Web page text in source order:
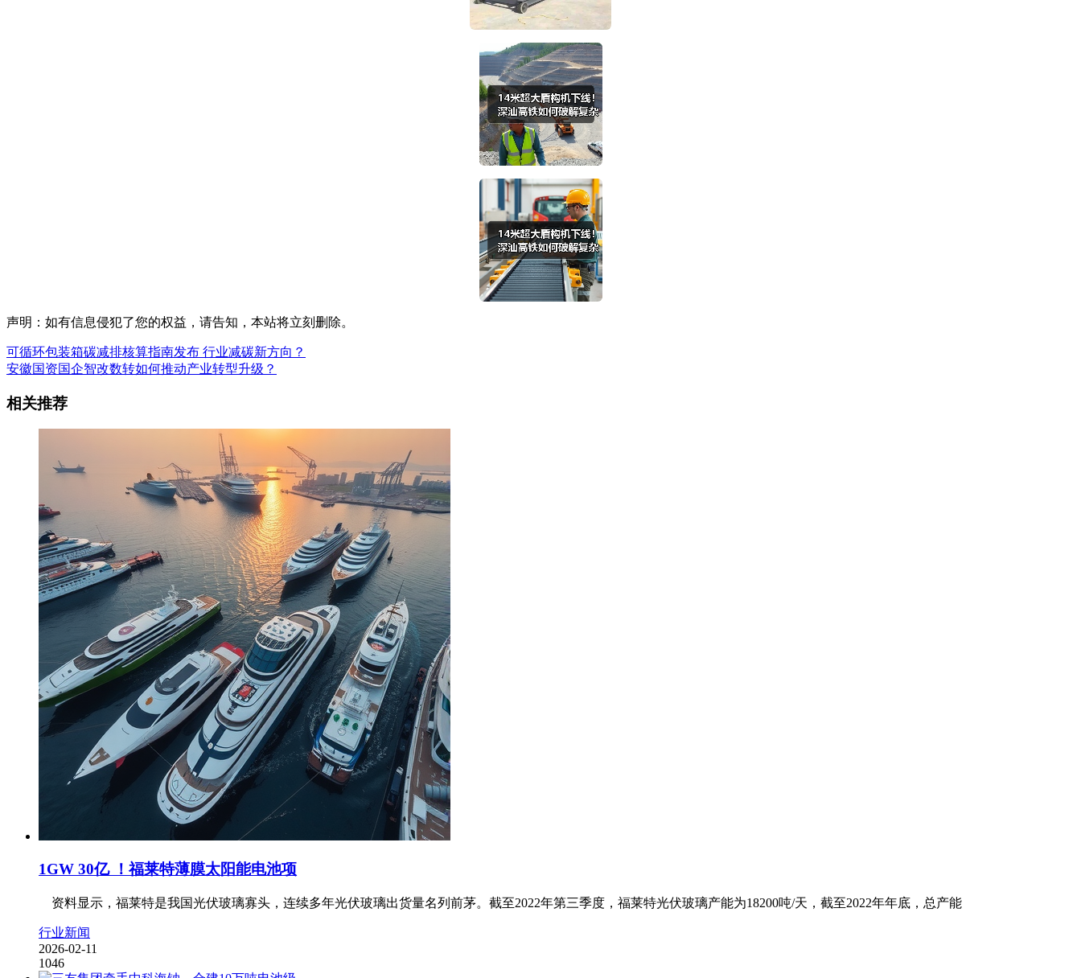
声明：如有信息侵犯了您的权益，请告知，本站将立刻删除。
可循环包装箱碳减排核算指南发布 行业减碳新方向？
安徽国资国企智改数转如何推动产业转型升级？
相关推荐
1GW 30亿 ！福莱特薄膜太阳能电池项
资料显示，福莱特是我国光伏玻璃寡头，连续多年光伏玻璃出货量名列前茅。截至2022年第三季度，福莱特光伏玻璃产能为18200吨/天，截至2022年年底，总产能
行业新闻
2026-02-11
1046